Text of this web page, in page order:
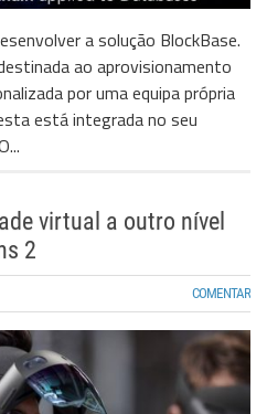
a solução BlockBase.
ao aprovisionamento
por uma equipa própria
está integrada no seu
virtual a outro nível
2
COMENTAR